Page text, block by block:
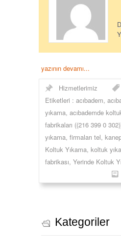
yazının devamı...
Hizmetlerimiz
Etiketleri : acıbadem,
yıkama, acıbademde
fabrikaları ((216 399 0
yıkama, firmaları tel,
Koltuk Yıkama, koltuk
fabrikası, Yerinde Koltuk
Kategoriler